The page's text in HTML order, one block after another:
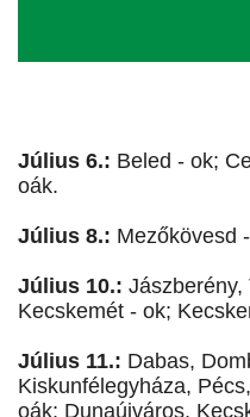
Július 6.: Beled - ok;
oák.
Július 8.: Mezőkövesd
Július 10.: Jászberény,
Kecskemét - ok;
Július 11.: Dabas,
Kiskunfélegyháza,
oák; Dunaújváros,